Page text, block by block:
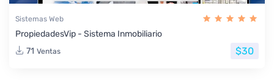
Sistemas Web
PropiedadesVip - Sistema Inmobiliario
71 Ventas $30